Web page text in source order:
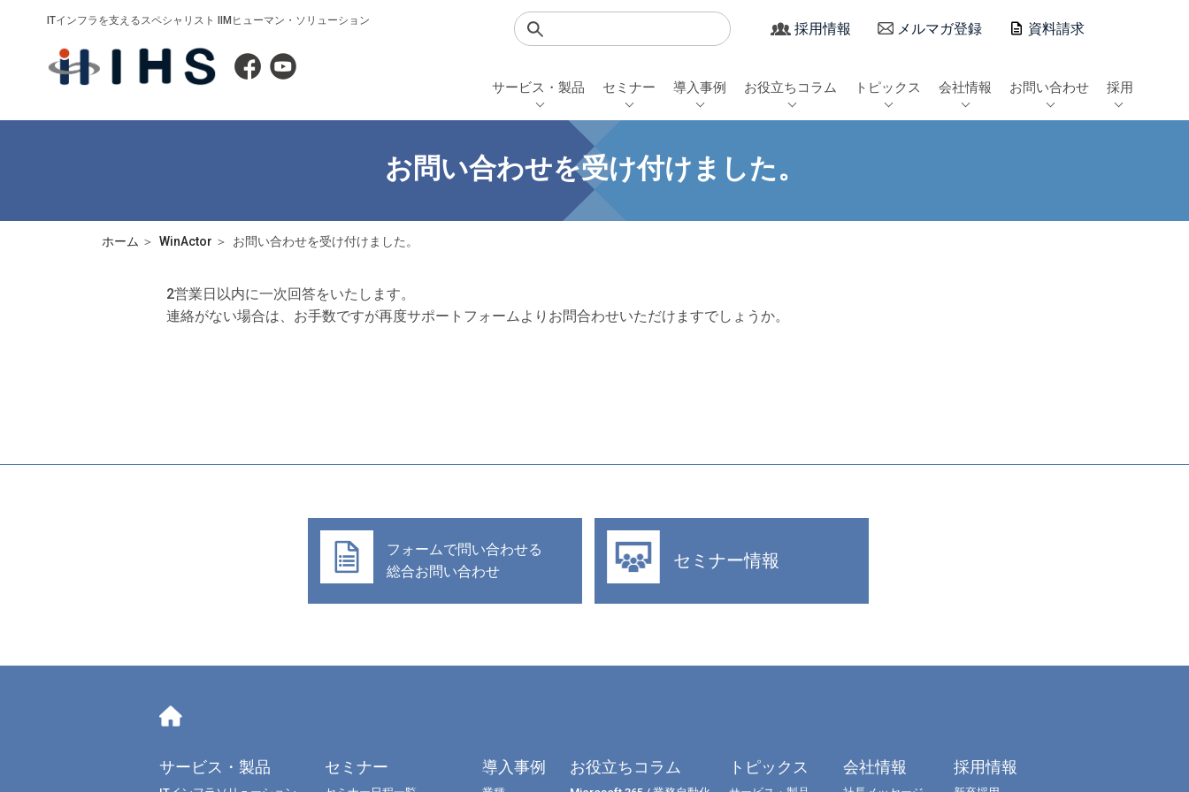
ITインフラを支えるスペシャリスト IIMヒューマン・ソリューション 採用情報 メルマガ登録 資料請求
サービス・製品 セミナー 導入事例 お役立ちコラム トピックス 会社情報 お問い合わせ 採用
お問い合わせを受け付けました。
ホーム WinActor お問い合わせを受け付けました。
2営業日以内に一次回答をいたします。
連絡がない場合は、お手数ですが再度サポートフォームよりお問合わせいただけますでしょうか。
フォームで問い合わせる
総合お問い合わせ
セミナー情報
サービス・製品 セミナー 導入事例 お役立ちコラム トピックス 会社情報 採用情報